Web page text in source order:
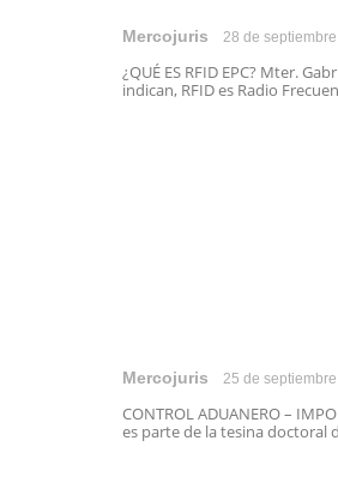
Mercojuris 28 de
¿QUÉ ES RFID EPC? Mter.
indican, RFID es Radio
Mercojuris 25 de
CONTROL ADUANERO –
es parte de la tesina doctoral